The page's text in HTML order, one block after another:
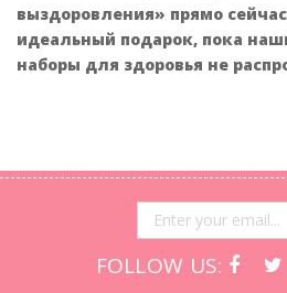
выздоровления» прямо
идеальный подарок, пока
наборы для здоровья не
FOLLOW US: